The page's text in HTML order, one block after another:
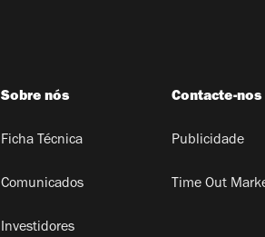
Sobre nós
Ficha Técnica
Comunicados
Investidores
Contacte-nos
Publicidade
Time Out